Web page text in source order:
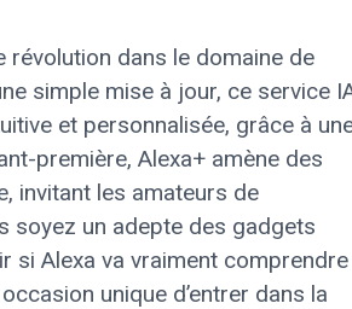
révolution dans le domaine de
simple mise à jour, ce service
et personnalisée, grâce à
première, Alexa+ amène des
invitant les amateurs de
soyez un adepte des gadgets
si Alexa va vraiment comprendre
unique d’entrer dans la